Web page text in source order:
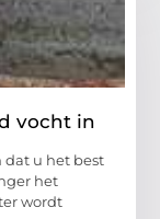
vocht in
dat u het best
het
wordt